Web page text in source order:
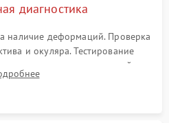
1000 ₽
диагностика
наличие деформаций. Проверка
и окуляра. Тестирование
поправок, кольца отстройки
сколов, внутренних